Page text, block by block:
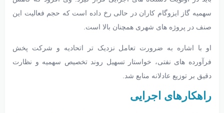
سهمیه گاز ایزوگام کاران در حالی رخ داده است که حجم فعالیت این
صنف در پروژه های شهری همچنان بالا است.
او با اشاره به ضرورت تعامل نزدیک تر اتحادیه و شرکت پخش
فرآورده های نفتی، خواستار تسهیل روند تخصیص سهمیه و نظارت
دقیق بر توزیع عادلانه منابع شد.
راهکارهای اجرایی